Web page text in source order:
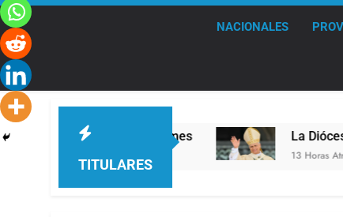
NACIONALES
TITULARES
la sede de Quilmes La Diócesis de
13 Horas Atrás